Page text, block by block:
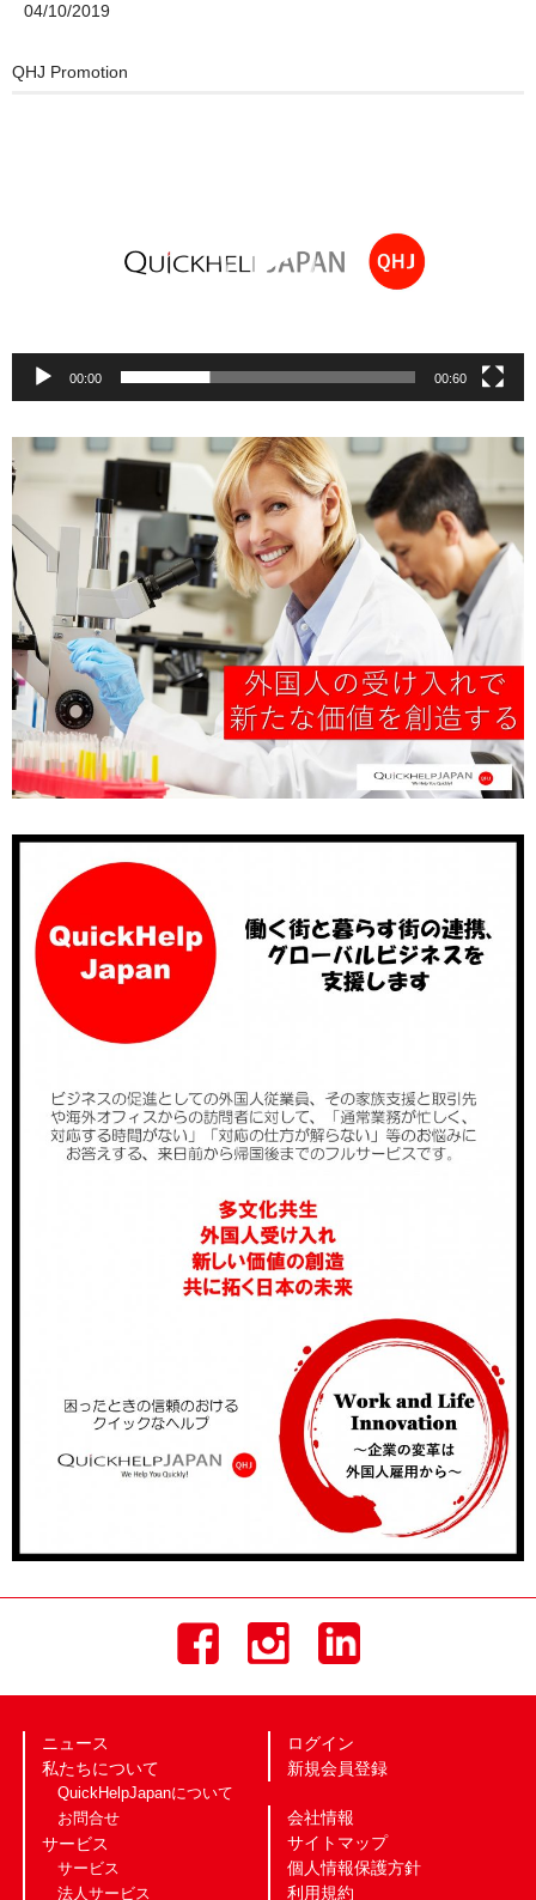
04/10/2019
QHJ Promotion
00:00 00:60
ニュース
私たちについて
QuickHelpJapanについて
お問合せ
サービス
サービス
法人サービス
ログイン
新規会員登録
会社情報
サイトマップ
個人情報保護方針
利用規約